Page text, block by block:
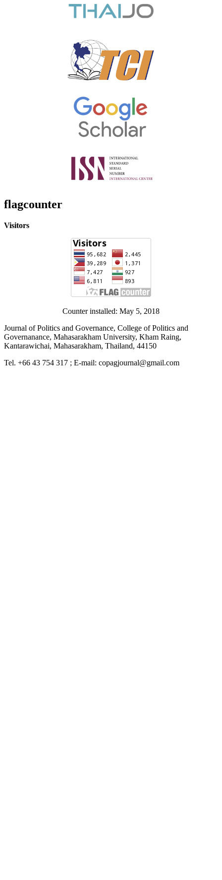
flagcounter
Visitors
Counter installed: May 5, 2018
Journal of Politics and Governance, College of Politics and
Governanance, Mahasarakham University, Kham Raing,
Kantarawichai, Mahasarakham, Thailand, 44150
Tel. +66 43 754 317 ; E-mail: copagjournal@gmail.com